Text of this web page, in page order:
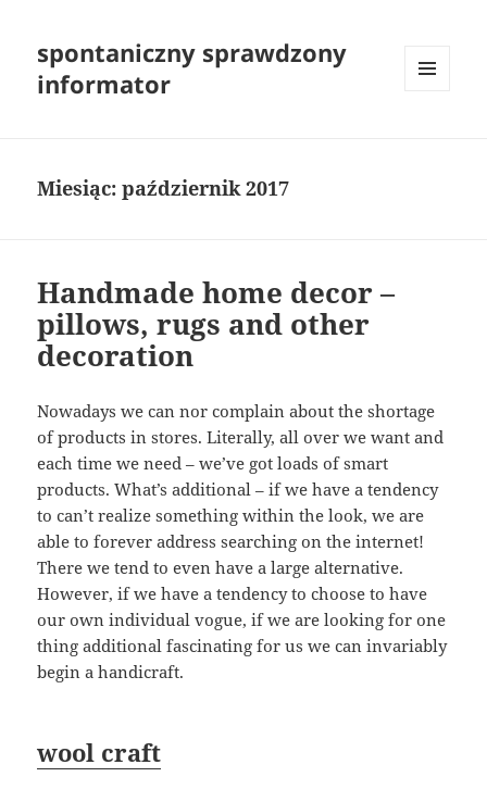
spontaniczny sprawdzony
informator
Miesiąc:październik 2017
Handmade home decor –
pillows, rugs and other
decoration
Nowadays we can nor complain about the shortage
of products in stores. Literally, all over we want and
each time we need – we’ve got loads of smart
products. What’s additional – if we have a tendency
to can’t realize something within the look, we are
able to forever address searching on the internet!
There we tend to even have a large alternative.
However, if we have a tendency to choose to have
our own individual vogue, if we are looking for one
thing additional fascinating for us we can invariably
begin a handicraft.
wool craft